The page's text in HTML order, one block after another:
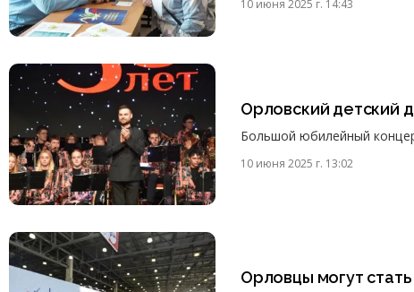
10 июня 2025 г. 14:43
Орловский детский
Большой юбилейный
10 июня 2025 г. 13:02
Орловцы могут